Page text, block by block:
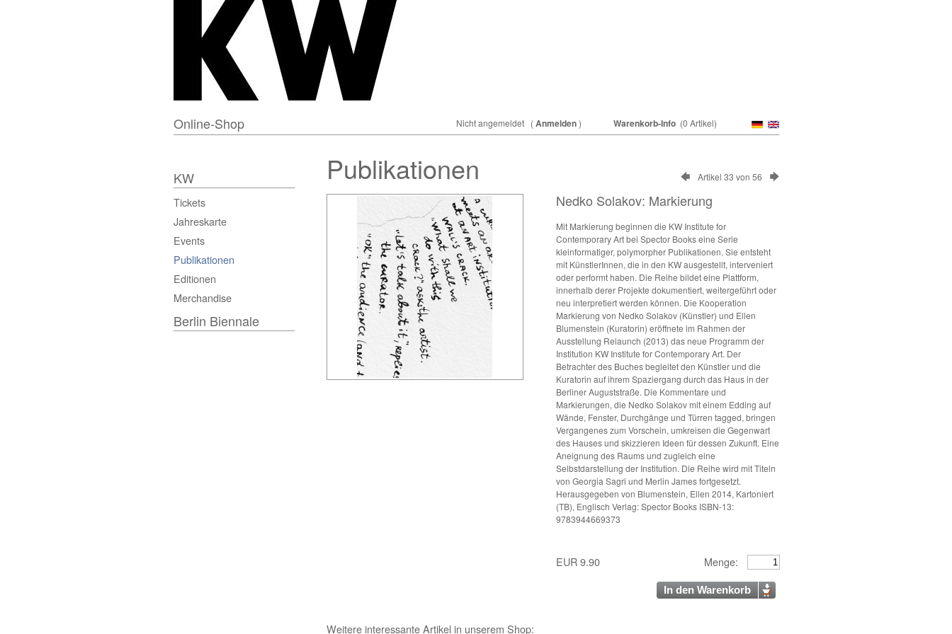
Online-Shop Warenkorb-Info (0 Artikel)
Nicht angemeldet (Anmelden)
KW
Tickets
Jahreskarte
Events
Publikationen
Editionen
Merchandise
Berlin Biennale
Publikationen Artikel 33 von 56
Nedko Solakov: Markierung
Mit Markierung beginnen die KW Institute for
Contemporary Art bei Spector Books eine Serie
kleinformatiger, polymorpher Publikationen. Sie entsteht
mit KünstlerInnen, die in den KW ausgestellt, interveniert
oder performt haben. Die Reihe bildet eine Plattform,
innerhalb derer Projekte dokumentiert, weitergeführt oder
neu interpretiert werden können. Die Kooperation
Markierung von Nedko Solakov (Künstler) und Ellen
Blumenstein (Kuratorin) eröffnete im Rahmen der
Ausstellung Relaunch (2013) das neue Programm der
Institution KW Institute for Contemporary Art. Der
Betrachter des Buches begleitet den Künstler und die
Kuratorin auf ihrem Spaziergang durch das Haus in der
Berliner Auguststraße. Die Kommentare und
Markierungen, die Nedko Solakov mit einem Edding auf
Wände, Fenster, Durchgänge und Türren tagged, bringen
Vergangenes zum Vorschein, umkreisen die Gegenwart
des Hauses und skizzieren Ideen für dessen Zukunft. Eine
Aneignung des Raums und zugleich eine
Selbstdarstellung der Institution. Die Reihe wird mit Titeln
von Georgia Sagri und Merlin James fortgesetzt.
Herausgegeben von Blumenstein, Ellen 2014, Kartoniert
(TB), Englisch Verlag: Spector Books ISBN-13:
9783944669373
EUR 9.90 Menge:
In den Warenkorb
Weitere interessante Artikel in unserem Shop: